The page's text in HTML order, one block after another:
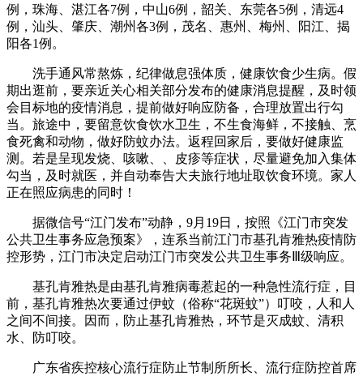
例，珠海、湛江各7例，中山6例，韶关、东莞各5例，清远4
例，汕头、肇庆、潮州各3例，茂名、惠州、梅州、阳江、揭
阳各1例。
洗手通风常熬炼，纪律做息强体质，健康饮食少生病。假
期出逛前，要亲近关心相关部分发布的健康消息提醒，及时领
会目标地的疫情消息，提前做好响应防备，合理放置出行勾
当。旅途中，要留意饮食饮水卫生，不生食海鲜，不接触、烹
食死禽和动物，做好防蚊办法。返程回家后，要做好健康监
测。若是呈现发烧、咳嗽、、皮疹等症状，尽量避免加入集体
勾当，及时就医，并自动奉告大夫旅行地址取饮食环境。家人
正在照应病患的同时！
据微信号“江门发布”动静，9月19日，按照《江门市突发
公共卫生事务应急预案》，连系当前江门市基孔肯雅热疫情防
控形势，江门市决定启动江门市突发公共卫生事务Ⅲ级响应。
基孔肯雅热是由基孔肯雅病毒惹起的一种急性流行症，目
前，基孔肯雅热次要通过伊蚊（俗称“花斑蚊”）叮咬，人和人
之间不间接。因而，防止基孔肯雅热，环节是灭成蚊、清积
水、防叮咬。
广东省疾控核心流行症防止节制所所长、流行症防控首席